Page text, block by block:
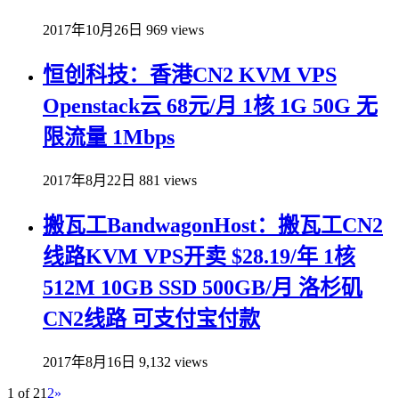
2017年10月26日 969 views
恒创科技：香港CN2 KVM VPS
Openstack云 68元/月 1核 1G 50G 无
限流量 1Mbps
2017年8月22日 881 views
搬瓦工BandwagonHost：搬瓦工CN2
线路KVM VPS开卖 $28.19/年 1核
512M 10GB SSD 500GB/月 洛杉矶
CN2线路 可支付宝付款
2017年8月16日 9,132 views
1 of 21 2»